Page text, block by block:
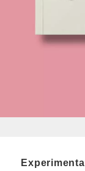
Experimenta